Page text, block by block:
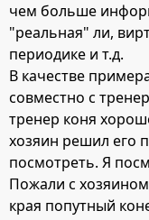
чем больше
"реальная" ли,
периодике и т.д.
В качестве
совместно с
тренер коня
хозяин решил его
посмотреть. Я
Пожали с
края попутный